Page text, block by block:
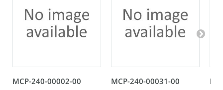
MCP-240-00002-00 MCP-240-00031-00